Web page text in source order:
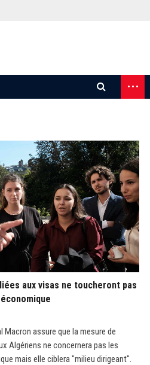
...
aux visas ne toucheront pas
assure que la mesure de
Algériens ne concernera pas les
mais elle ciblera "milieu dirigeant".